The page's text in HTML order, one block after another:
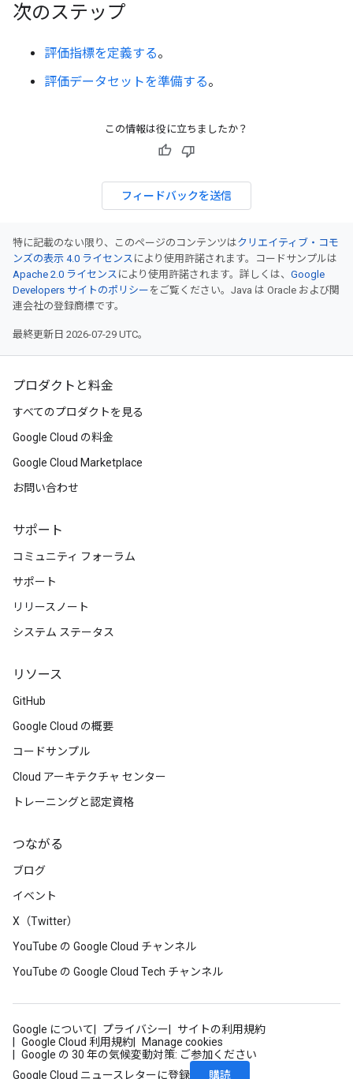
次のステップ
評価指標を定義する。
評価データセットを準備する。
この情報は役に立ちましたか？
フィードバックを送信
特に記載のない限り、このページのコンテンツはクリエイティブ・コモ
ンズの表示 4.0 ライセンス により使用許諾されます。コードサンプルは
Apache 2.0 ライセンス により使用許諾されます。詳しくは、 Google
Developers サイトのポリシー をご覧ください。Java は Oracle および関
連会社の登録商標です。
最終更新日 2026-07-29 UTC。
プロダクトと料金
すべてのプロダクトを見る
Google Cloud の料金
Google Cloud Marketplace
お問い合わせ
サポート
コミュニティ フォーラム
サポート
リリースノート
システム ステータス
リソース
GitHub
Google Cloud の概要
コードサンプル
Cloud アーキテクチャ センター
トレーニングと認定資格
つながる
ブログ
イベント
X（Twitter）
YouTube の Google Cloud チャンネル
YouTube の Google Cloud Tech チャンネル
Google について プライバシー
サイトの利用規約
Google Cloud 利用規約
Manage cookies
Google の 30 年の気候変動対策: ご参加ください
Google Cloud ニュースレターに登録
購読